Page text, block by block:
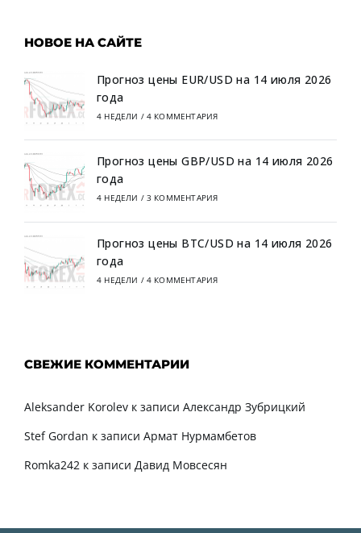
НОВОЕ НА САЙТЕ
Прогноз цены EUR/USD на 14 июля 2026
года
4 НЕДЕЛИ / 4 КОММЕНТАРИЯ
Прогноз цены GBP/USD на 14 июля 2026
года
4 НЕДЕЛИ / 3 КОММЕНТАРИЯ
Прогноз цены BTC/USD на 14 июля 2026
года
4 НЕДЕЛИ / 4 КОММЕНТАРИЯ
СВЕЖИЕ КОММЕНТАРИИ
Aleksander Korolev к записи Александр Зубрицкий
Stef Gordan к записи Армат Нурмамбетов
Romka242 к записи Давид Мовсесян